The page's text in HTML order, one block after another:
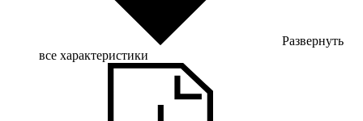
Развернуть
все характеристики